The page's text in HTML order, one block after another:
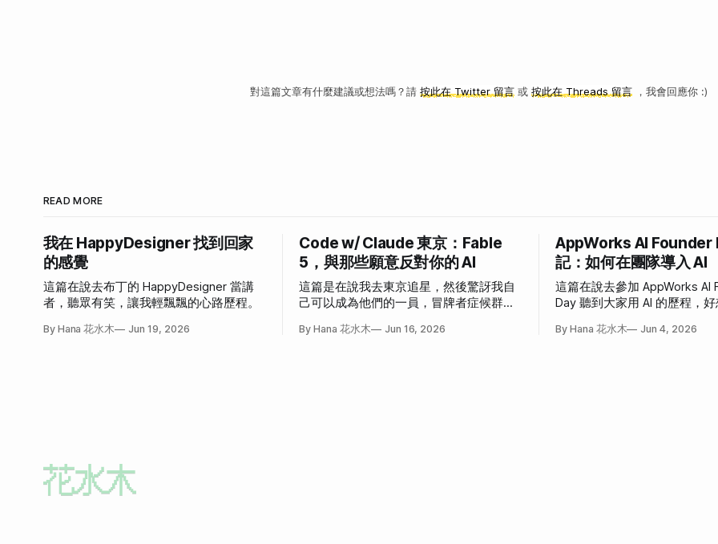
對這篇文章有什麼建議或想法嗎？請 按此在 Twitter 留言 或 按此在 Threads 留言 ，我會回應你 :)
READ MORE
我在 HappyDesigner 找到回家
的感覺
這篇在說去布丁的 HappyDesigner 當講
者，聽眾有笑，讓我輕飄飄的心路歷程。
By Hana 花水木 Jun 19, 2026
Code w/ Claude 東京：Fable
5，與那些願意反對你的 AI
這篇是在說我去東京追星，然後驚訝我自
己可以成為他們的一員，冒牌者症候群大
By Hana 花水木 Jun 16, 2026
AppWorks AI Founder
記：如何在團隊導入 AI
這篇在說去參加 AppWorks AI
Day 聽到大家用 AI 的歷程，好
By Hana 花水木 Jun 4, 2026